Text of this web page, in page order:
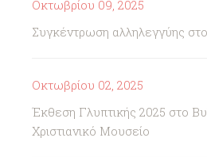
Οκτωβρίου 09, 2025
Συγκέντρωση αλληλεγγύης
Οκτωβρίου 02, 2025
Έκθεση Γλυπτικής 2025 στο
Χριστιανικό Μουσείο